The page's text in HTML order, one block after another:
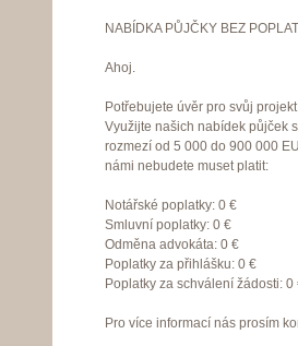
NABÍDKA PŮJČKY BEZ
Ahoj.
Potřebujete úvěr pro svůj
Využijte našich nabídek půjček
rozmezí od 5 000 do 900 000
námi nebudete muset platit:
Notářské poplatky: 0 €
Smluvní poplatky: 0 €
Odměna advokáta: 0 €
Poplatky za přihlášku: 0 €
Poplatky za schválení žádosti: 0
Pro více informací nás prosím